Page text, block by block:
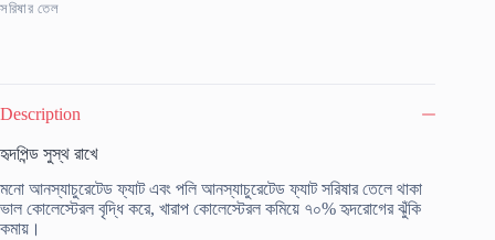
সরিষার তেল
Description
হৃদপিন্ড সুস্থ রাখে
মনো আনস্যাচুরেটেড ফ্যাট এবং পলি আনস্যাচুরেটেড ফ্যাট সরিষার তেলে থাকা
ভাল কোলেস্টেরল বৃদ্ধি করে, খারাপ কোলেস্টেরল কমিয়ে ৭০% হৃদরোগের ঝুঁকি
কমায়।